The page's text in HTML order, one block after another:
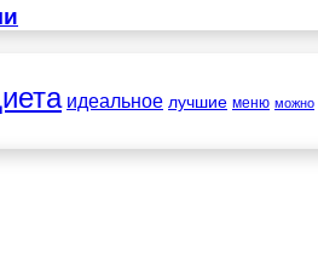
идеальное лучшие меню можно